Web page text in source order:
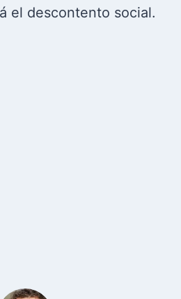
el descontento social.